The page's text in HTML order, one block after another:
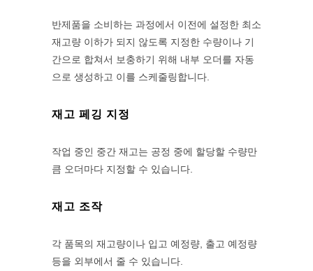
반제품을 소비하는 과정에서 이전에 설정한 최소
재고량 이하가 되지 않도록 지정한 수량이나 기
간으로 합쳐서 보충하기 위해 내부 오더를 자동
으로 생성하고 이를 스케줄링합니다.
재고 페깅 지정
작업 중인 중간 재고는 공정 중에 할당할 수량만
큼 오더마다 지정할 수 있습니다.
재고 조작
각 품목의 재고량이나 입고 예정량, 출고 예정량
등을 외부에서 줄 수 있습니다.